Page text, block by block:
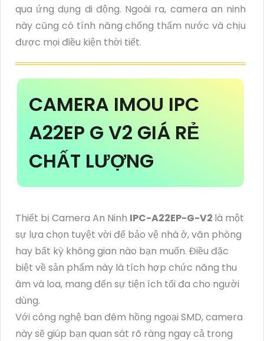
qua ứng dụng di động. Ngoài ra, camera an ninh
này cũng có tính năng chống thấm nước và chịu
được mọi điều kiện thời tiết.
CAMERA IMOU IPC
A22EP G V2 GIÁ RẺ
CHẤT LƯỢNG
Thiết bị Camera An Ninh IPC-A22EP-G-V2 là một
sự lựa chọn tuyệt vời để bảo vệ nhà ở, văn phòng
hay bất kỳ không gian nào bạn muốn. Điều đặc
biệt về sản phẩm này là tích hợp chức năng thu
âm và loa, mang đến sự tiện ích tối đa cho người
dùng.
Với công nghệ ban đêm hồng ngoại SMD, camera
này sẽ giúp bạn quan sát rõ ràng ngay cả trong